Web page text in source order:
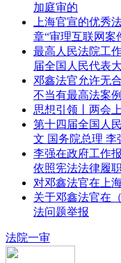
加庭审的
上海官宣的优秀
章“审理互联网案
最高人民法院工
届全国人民代表
邓鑫法官允许无
不当有最高法案
思想引领丨两会
第十四届全国人
文 国务院总理 李
李强在政府工作
依照宪法法律履
对邓鑫法官在上
关于邓鑫法官在
法问题举报
法院一审